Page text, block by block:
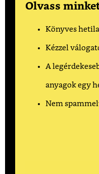
Olvass
Könyves
Kézzel
A
anyagok egy
Nem